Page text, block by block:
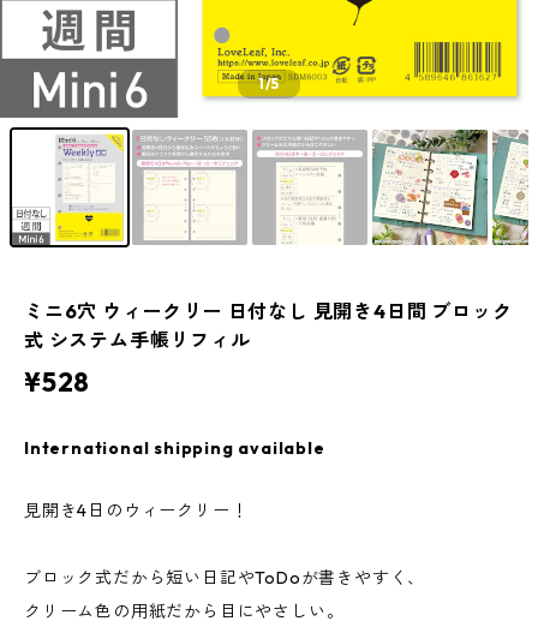
1/5
ミニ6穴 ウィークリー 日付なし 見開き4日間 ブロック
式 システム手帳リフィル
¥528
International shipping available
見開き4日のウィークリー！
ブロック式だから短い日記やToDoが書きやすく、
クリーム色の用紙だから目にやさしい。